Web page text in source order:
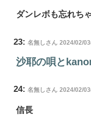
ダンレボも忘れち
23: 名無しさん 2024/02/
沙耶の唄と
24: 名無しさん 2024/02/
信長